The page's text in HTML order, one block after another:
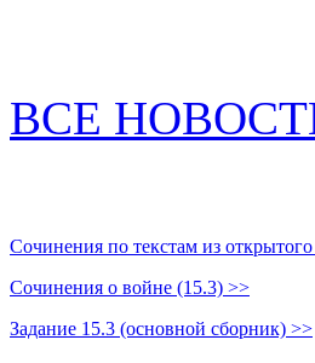
ВСЕ НОВОСТИ
Сочинения по текстам из
Сочинения о войне (15.3) >>
Задание 15.3 (основной сборник) >>